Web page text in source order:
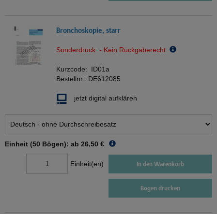
Bronchoskopie, starr
Sonderdruck - Kein Rückgaberecht
Kurzcode: ID01a
Bestellnr.: DE612085
jetzt digital aufklären
Einheit (50 Bögen): ab 26,50 €
Einheit(en) In den Warenkorb
Bogen drucken